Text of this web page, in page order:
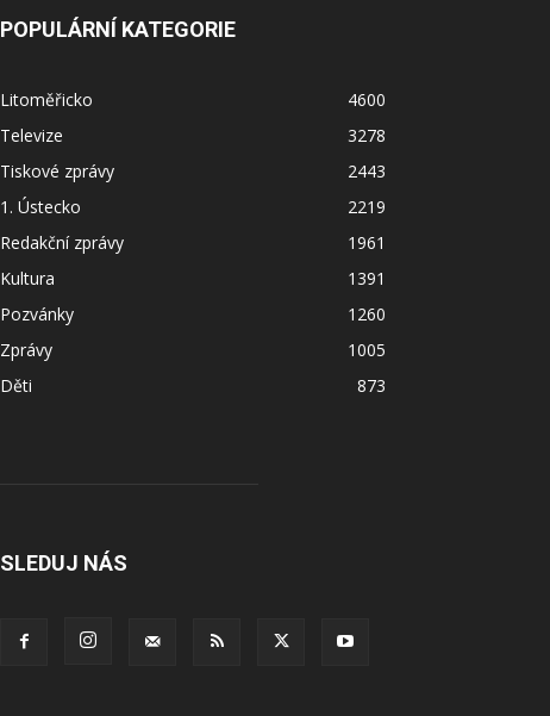
POPULÁRNÍ KATEGORIE
Litoměřicko
4600
Televize
3278
Tiskové zprávy
2443
1. Ústecko
2219
Redakční zprávy
1961
Kultura
1391
Pozvánky
1260
Zprávy
1005
Děti
873
SLEDUJ NÁS